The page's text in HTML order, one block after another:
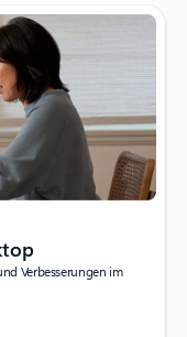
Verbesserungen im